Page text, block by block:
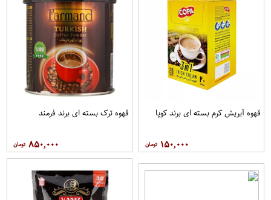
قهوه آيريش کرم بسته ای برند کوپا
۱۵۰,۰۰۰
قهوه ترک بسته ای برند فرمند
۸۵۰,۰۰۰